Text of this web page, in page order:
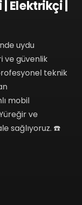
| Elektrikçi |
uydu
ve güvenlik
teknik
mobil
ve
sağlıyoruz. ☎️